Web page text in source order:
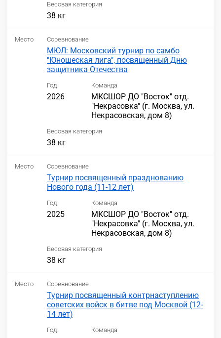
Весовая категория
38 кг
Место Соревнование
МЮЛ: Московский турнир по самбо
"Юношеская лига", посвященный Дню
защитника Отечества
Год
2026
Команда
МКСШОР ДО "Восток" отд.
"Некрасовка" (г. Москва, ул.
Некрасовская, дом 8)
Весовая категория
38 кг
Место Соревнование
Турнир посвященный празднованию
Нового года (11-12 лет)
Год
2025
Команда
МКСШОР ДО "Восток" отд.
"Некрасовка" (г. Москва, ул.
Некрасовская, дом 8)
Весовая категория
38 кг
Место Соревнование
Турнир посвященный контрнаступлению
советских войск в битве под Москвой (12-
14 лет)
Год Команда